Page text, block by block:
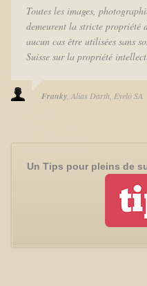
Toutes les images,
demeurent la stricte propriété
aucun cas être utilisées sans
Suisse sur la propriété
Franky Alias Darth Eyelo SA
Un Tips pour pleins de